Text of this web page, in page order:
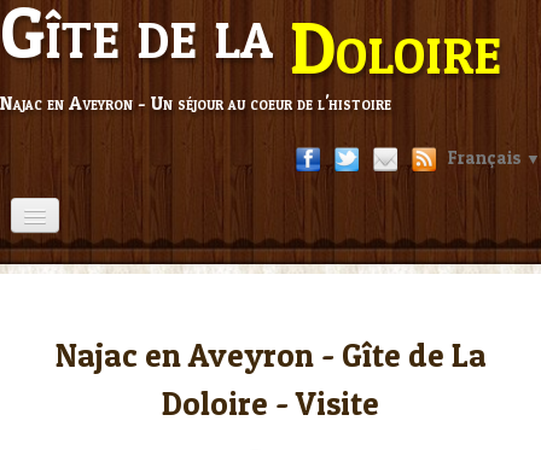
Gîte de laDoloire
Najac en Aveyron - Un séjour au coeur de l'histoire
Français ▼
Accueil ▼
Disponibilités
Najac en Aveyron - Gîte de La
Doloire - Visite